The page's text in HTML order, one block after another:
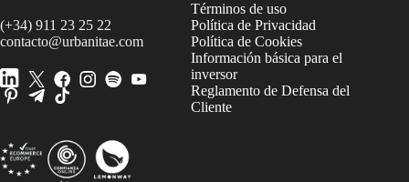
(+34) 911 23 25 22
contacto@urbanitae.com
Términos de uso
Política de Privacidad
Política de Cookies
Información básica para el
inversor
Reglamento de Defensa del
Cliente